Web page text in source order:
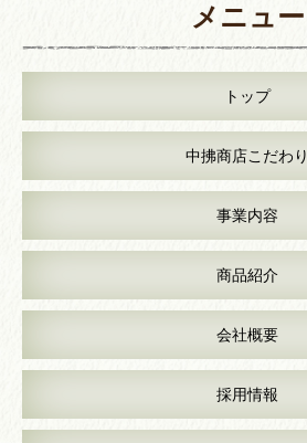
メニュー
トップ
中拂商店こだわり
事業内容
商品紹介
会社概要
採用情報